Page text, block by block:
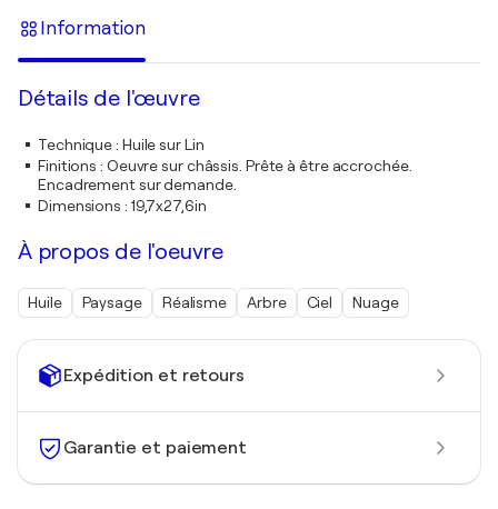
Expédition et retours
Garantie et paiement
Information
Détails de l'œuvre
Technique: Huile sur Lin
Finitions : Oeuvre sur châssis. Prête à être accrochée.
Encadrement sur demande.
Dimensions : 19,7x27,6in
À propos de l'oeuvre
Huile Paysage Réalisme Arbre Ciel Nuage